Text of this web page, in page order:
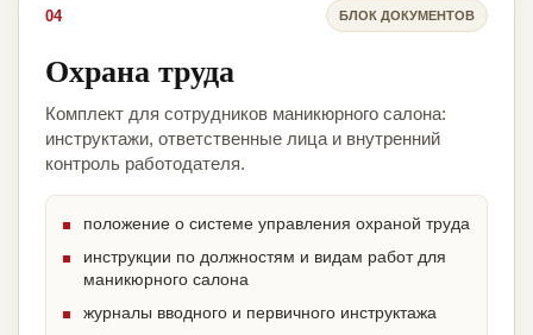
04 БЛОК ДОКУМЕНТОВ
Охрана труда
Комплект для сотрудников маникюрного салона:
инструктажи, ответственные лица и внутренний
контроль работодателя.
положение о системе управления охраной труда
инструкции по должностям и видам работ для
маникюрного салона
журналы вводного и первичного инструктажа